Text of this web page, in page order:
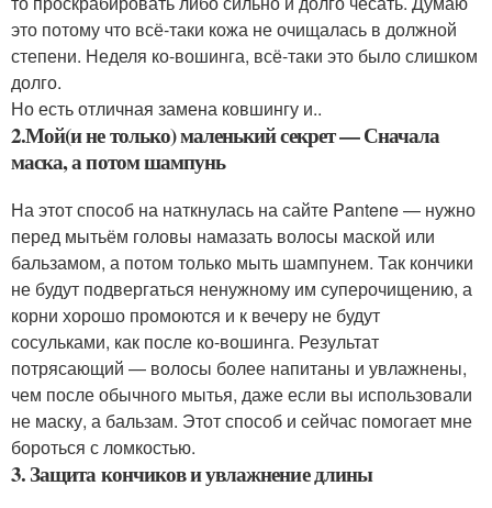
это потому что всё-таки кожа не очищалась в должной
степени. Неделя ко-вошинга, всё-таки это было слишком
долго.
Но есть отличная замена ковшингу и..
2.Мой(и не только) маленький секрет — Сначала
маска, а потом шампунь
На этот способ на наткнулась на сайте Pantene — нужно
перед мытьём головы намазать волосы маской или
бальзамом, а потом только мыть шампунем. Так кончики
не будут подвергаться ненужному им суперочищению, а
корни хорошо промоются и к вечеру не будут
сосульками, как после ко-вошинга. Результат
потрясающий — волосы более напитаны и увлажнены,
чем после обычного мытья, даже если вы использовали
не маску, а бальзам. Этот способ и сейчас помогает мне
бороться с ломкостью.
3. Защита кончиков и увлажнение длины